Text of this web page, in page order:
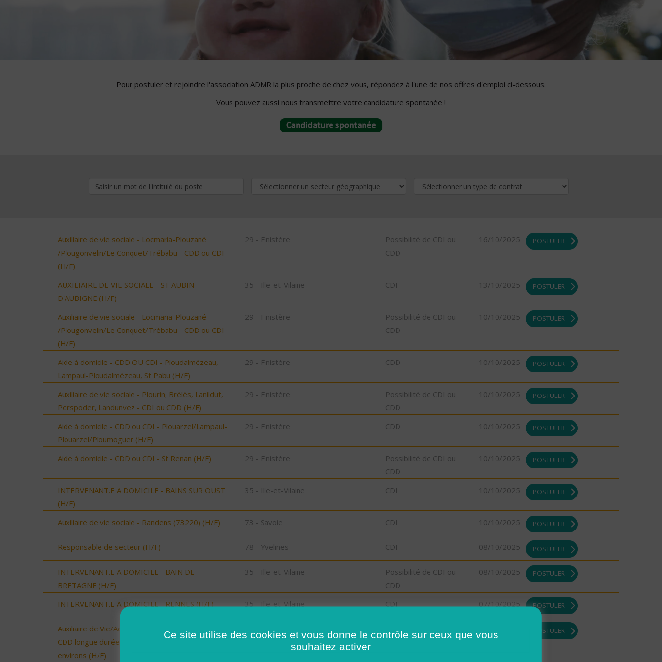
Pour postuler et rejoindre l'association ADMR la plus proche de chez vous, répondez à l'une de nos offres d'emploi ci-dessous.
Vous pouvez aussi nous transmettre votre candidature spontanée !
Auxiliaire de vie sociale - Locmaria-Plouzané
/Plougonvelin/Le Conquet/Trébabu - CDD ou CDI
(H/F)
29 - Finistère
Possibilité de CDI ou
CDD
16/10/2025 POSTULER
AUXILIAIRE DE VIE SOCIALE - ST AUBIN
D'AUBIGNE (H/F)
35 - Ille-et-Vilaine CDI 13/10/2025 POSTULER
Auxiliaire de vie sociale - Locmaria-Plouzané
/Plougonvelin/Le Conquet/Trébabu - CDD ou CDI
(H/F)
29 - Finistère
Possibilité de CDI ou
CDD
10/10/2025 POSTULER
Aide à domicile - CDD OU CDI - Ploudalmézeau,
Lampaul-Ploudalmézeau, St Pabu (H/F)
29 - Finistère CDD 10/10/2025 POSTULER
Auxiliaire de vie sociale - Plourin, Brélès, Lanildut,
Porspoder, Landunvez - CDI ou CDD (H/F)
29 - Finistère
Possibilité de CDI ou
CDD
10/10/2025 POSTULER
Aide à domicile - CDD ou CDI - Plouarzel/Lampaul-
Plouarzel/Ploumoguer (H/F)
29 - Finistère CDD 10/10/2025 POSTULER
Aide à domicile - CDD ou CDI - St Renan (H/F) 29 - Finistère
Possibilité de CDI ou
CDD
10/10/2025 POSTULER
INTERVENANT.E A DOMICILE - BAINS SUR OUST
(H/F)
35 - Ille-et-Vilaine CDI 10/10/2025 POSTULER
Auxiliaire de vie sociale - Randens (73220) (H/F) 73 - Savoie CDI 10/10/2025 POSTULER
Responsable de secteur (H/F) 78 - Yvelines CDI 08/10/2025 POSTULER
INTERVENANT.E A DOMICILE - BAIN DE
BRETAGNE (H/F)
35 - Ille-et-Vilaine
Possibilité de CDI ou
CDD
08/10/2025 POSTULER
INTERVENANT.E A DOMICILE - RENNES (H/F) 35 - Ille-et-Vilaine CDI 07/10/2025 POSTULER
Auxiliaire de Vie/Accompagnant Educatif et Social -
CDD longue durée - Secteur Landivisiau et
environs (H/F)
29 - Finistère CDD POSTULER
Ce site utilise des cookies et vous donne le contrôle sur ceux que vous
souhaitez activer